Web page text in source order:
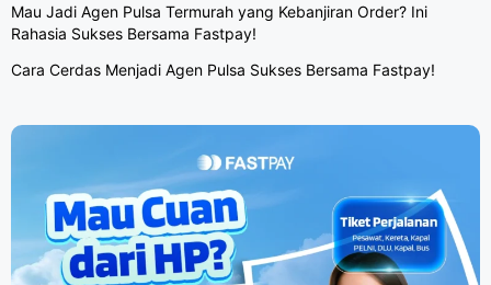
Mau Jadi Agen Pulsa Termurah yang Kebanjiran Order? Ini
Rahasia Sukses Bersama Fastpay!
Cara Cerdas Menjadi Agen Pulsa Sukses Bersama Fastpay!